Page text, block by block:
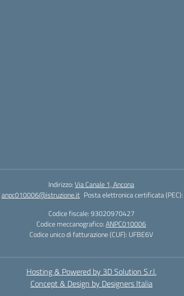
Indirizzo:Via Canale 1, Ancona
anpc010006@istruzione.it Posta elettronica certificata (PEC):
Codice fiscale: 93020970427
Codice meccanografico:ANPC010006
Codice unico di fatturazione (CUF): UFBE6V
Hosting & Powered by 3D Solution S.r.l.
Concept & Design by Designers Italia